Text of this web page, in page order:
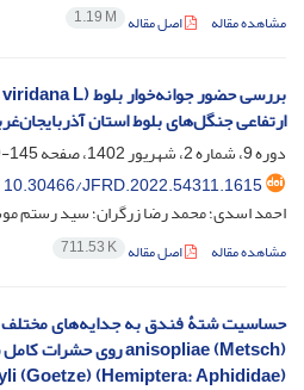
مشاهده مقاله اصل مقاله 1.19 M
ارتفاعی جنگل‌های بلوط استان
دوره 9، شماره 2، شهریور 1402، صفحه
145-159
10.30466/JFRD.2022.54311.1615
احمد اسدی؛ محمد رضا زرگران؛ سید رستم
مشاهده مقاله اصل مقاله 711.53 K